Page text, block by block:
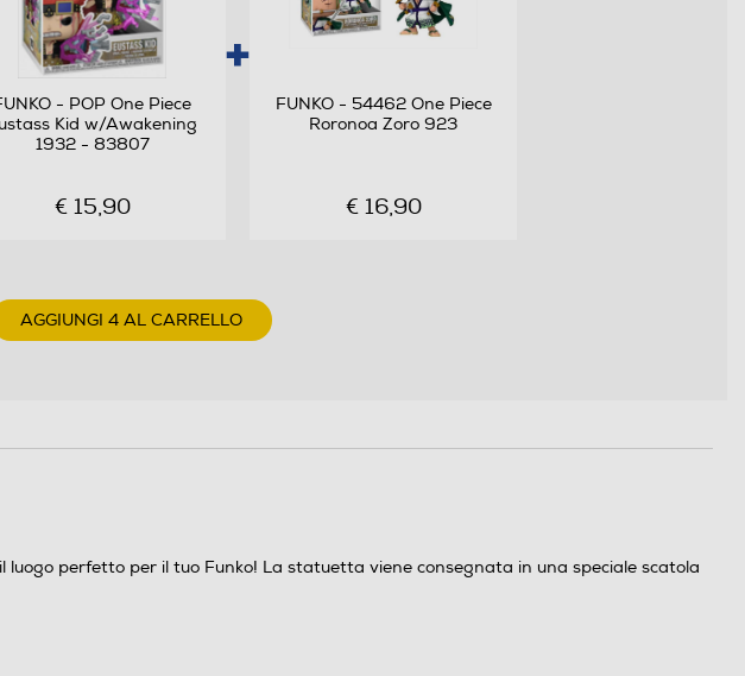
- POP One Piece
Kid w/Awakening
1932 - 83807
€ 15,90
FUNKO - 54462 One Piece
Roronoa Zoro 923
€ 16,90
AGGIUNGI 4 AL CARRELLO
luogo perfetto per il tuo Funko! La statuetta viene consegnata in una speciale scatola